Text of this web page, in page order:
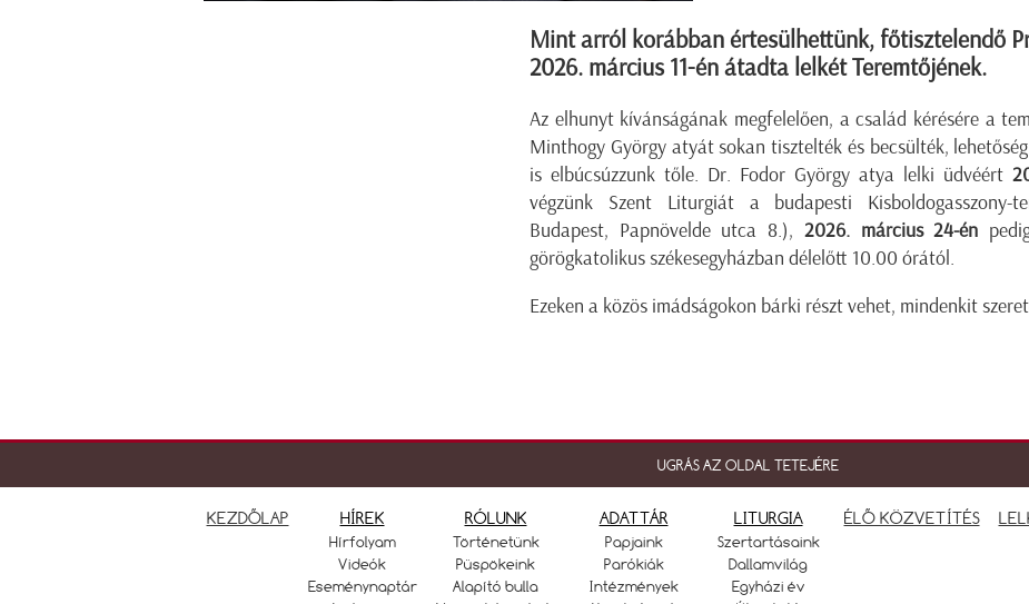
Mint arról korábban értesülhettünk, főtisztelendő
2026. március 11-én átadta lelkét Teremtőjének.
Az elhunyt kívánságának megfelelően, a család kérésére a
Minthogy György atyát sokan tisztelték és becsülték,
is elbúcsúzzunk tőle. Dr. Fodor György atya lelki üdvéért
végzünk Szent Liturgiát a budapesti Kisboldogasszony-
Budapest, Papnövelde utca 8.), 2026. március 24-én
görögkatolikus székesegyházban délelőtt 10.00 órától.
Ezeken a közös imádságokon bárki részt vehet, mindenkit
UGRÁS AZ OLDAL TETEJÉRE
KEZDŐLAP HÍREK
Hírfolyam
Videók
Eseménynaptár
RÓLUNK
Történetünk
Püspökeink
Alapító bulla
ADATTÁR
Papjaink
Parókiák
Intézmények
LITURGIA
Szertartásaink
Dallamvilág
Egyházi év
ÉLŐ KÖZVETÍTÉS